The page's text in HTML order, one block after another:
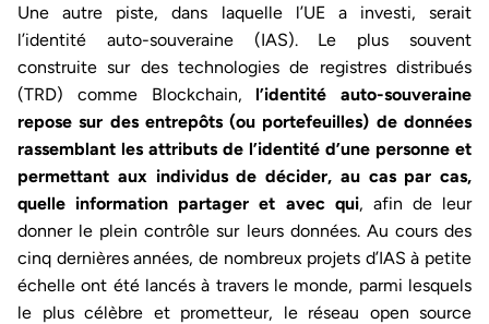
Une autre piste, dans laquelle l’UE a investi, serait
l’identité auto-souveraine (IAS). Le plus souvent
construite sur des technologies de registres distribués
(TRD) comme Blockchain,l’identité auto-souveraine
repose sur des entrepôts (ou portefeuilles) de données
rassemblant les attributs de l’identité d’une personne et
permettant aux individus de décider, au cas par cas,
quelle information partager et avec qui, afin de leur
donner le plein contrôle sur leurs données. Au cours des
cinq dernières années, de nombreux projets d’IAS à petite
échelle ont été lancés à travers le monde, parmi lesquels
le plus célèbre et prometteur, le réseau open source